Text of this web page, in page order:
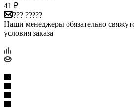
41 ₽
??? ?????
Наши менеджеры обязательно
условия заказа